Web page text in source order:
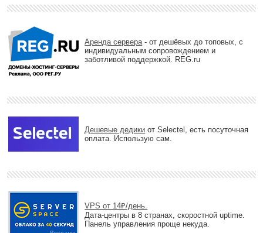
Аренда сервера- от дешёвых до топовых, с
индивидуальным сопровождением и
заботливой поддержкой. REG.ru
Дешевые дедики от Selectel, есть посуточная
оплата. Использую сам.
VPS от 14₽/день.
Дата-центры в 8 странах, скоростной uptime.
Панель управления проще некуда.